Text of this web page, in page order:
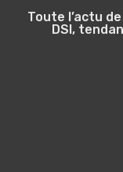
Toute l’actu
DSI,